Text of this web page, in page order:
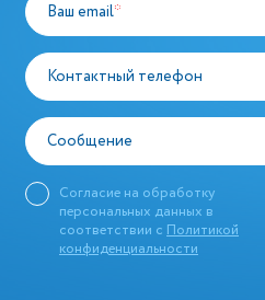
Ваш email*
Контактный телефон
Сообщение
Согласие на обработку
персональных данных в
соответствии с Политикой
конфиденциальности